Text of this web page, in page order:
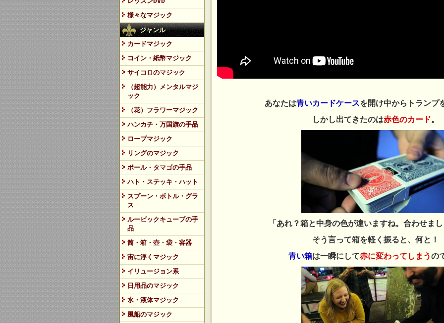
様々なマジック
ジャンル
カードマジック
コイン・紙幣マジック
サイコロのマジック
（超能力）メンタルマジ
ック
（花）フラワーマジック
ハンカチ・万国旗の手品
ロープマジック
リングのマジック
ボール・タマゴの手品
ハト・ステッキ・ハット
スプーン・ボトル・グラ
ス
ルービックキューブの手
品
筒・箱・壺・袋・容器
宙に浮くマジック
イリュージョン系
日用品のマジック
水・液体マジック
風船のマジック
あなたは青いカードケースを開け中からトランプ
しかし出てきたのは赤色のカード。
「あれ？箱と中身の色が違いますね。合わせま
そう言って箱を軽く振ると、何と！
青い箱は一瞬にして赤に変わってしまうの